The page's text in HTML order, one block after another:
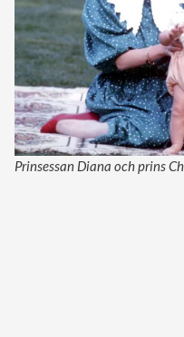
Prinsessan Diana och prins